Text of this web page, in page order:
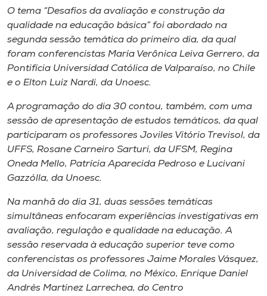
O tema “Desafios da avaliação e construção da
qualidade na educação básica” foi abordado na
segunda sessão temática do primeiro dia, da qual
foram conferencistas María Verônica Leiva Gerrero, da
Pontifícia Universidad Católica de Valparaíso, no Chile
e o Elton Luiz Nardi, da Unoesc.
A programação do dia 30 contou, também, com uma
sessão de apresentação de estudos temáticos, da qual
participaram os professores Joviles Vitório Trevisol, da
UFFS, Rosane Carneiro Sarturi, da UFSM, Regina
Oneda Mello, Patrícia Aparecida Pedroso e Lucivani
Gazzólla, da Unoesc.
Na manhã do dia 31, duas sessões temáticas
simultâneas enfocaram experiências investigativas em
avaliação, regulação e qualidade na educação. A
sessão reservada à educação superior teve como
conferencistas os professores Jaime Morales Vásquez,
da Universidad de Colima, no México, Enrique Daniel
Andrés Martinez Larrechea, do Centro